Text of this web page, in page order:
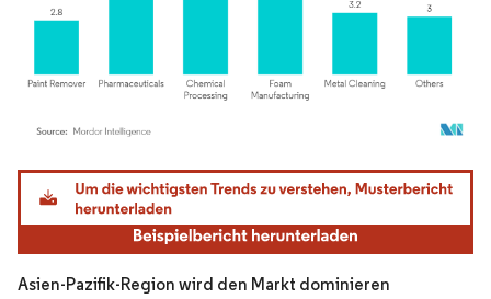
Bild © Mordor Intelligence. Wiederverwendung erfordert Namensnennung gemäß
Asien-Pazifik-Region wird den Markt dominieren